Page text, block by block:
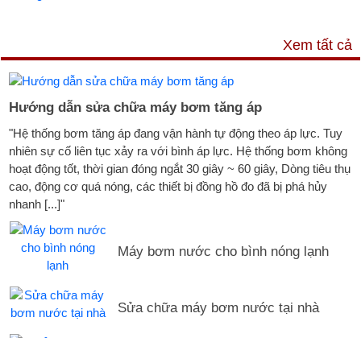
Xem tất cả
Hướng dẫn sửa chữa máy bơm tăng áp
"Hệ thống bơm tăng áp đang vận hành tự động theo áp lực. Tuy
nhiên sự cố liên tục xảy ra với bình áp lực. Hệ thống bơm không
hoạt động tốt, thời gian đóng ngắt 30 giây ~ 60 giây, Dòng tiêu thụ
cao, động cơ quá nóng, các thiết bị đồng hồ đo đã bị phá hủy
nhanh [...]"
Máy bơm nước cho bình nóng lạnh
Sửa chữa máy bơm nước tại nhà